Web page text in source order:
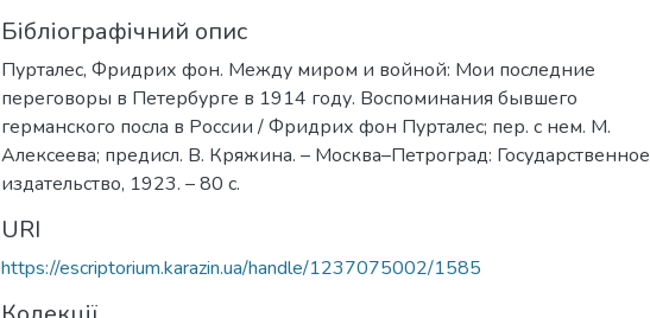
Бібліографічний опис
Пурталес, Фридрих фон. Между миром и войной: Мои последние
переговоры в Петербурге в 1914 году. Воспоминания бывшего
германского посла в России / Фридрих фон Пурталес; пер. с нем. М.
Алексеева; предисл. В. Кряжина. – Москва–Петроград: Государственное
издательство, 1923. – 80 с.
URI
https://escriptorium.karazin.ua/handle/1237075002/1585